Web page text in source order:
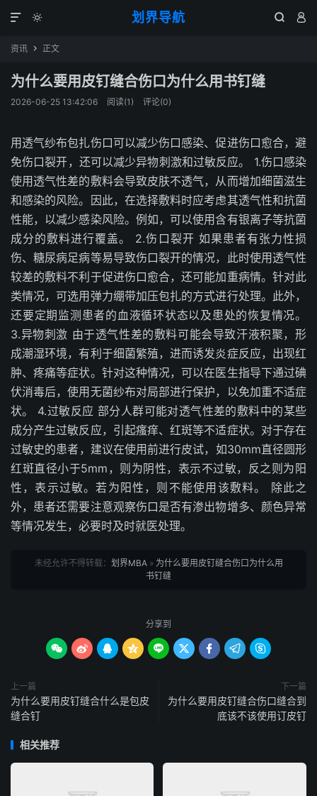
划界导航
  

资讯  正文
为什么要用皮钉缝合伤口为什么用书钉缝
2026-06-25 13:42:06 阅读(1) 评论(0)
用透气纱布包扎伤口可以减少伤口感染、促进伤口愈合，避
免伤口裂开，还可以减少异物刺激和过敏反应。 1.伤口感染
使用透气性差的敷料会导致皮肤不透气，从而增加细菌滋生
和感染的风险。因此，在选择敷料时应考虑其透气性和抗菌
性能，以减少感染风险。例如，可以使用含有银离子等抗菌
成分的敷料进行覆盖。 2.伤口裂开 如果患者有张力性损
伤、糖尿病足病等易导致伤口裂开的情况，此时使用透气性
较差的敷料不利于促进伤口愈合，还可能加重病情。针对此
类情况，可选用弹力绷带加压包扎的方式进行处理。此外，
还要定期监测患者的血液循环状态以及患处的恢复情况。
3.异物刺激 由于透气性差的敷料可能会导致汗液积聚，形
成潮湿环境，有利于细菌繁殖，进而诱发炎症反应，出现红
肿、疼痛等症状。针对这种情况，可以在医生指导下通过碘
伏消毒后，使用无菌纱布对局部进行保护，以免加重不适症
状。 4.过敏反应 部分人群可能对透气性差的敷料中的某些
成分产生过敏反应，引起瘙痒、红斑等不适症状。对于存在
过敏史的患者，建议在使用前进行皮试，如30mm直径圆形
红斑直径小于5mm，则为阴性，表示不过敏，反之则为阳
性，表示过敏。若为阳性，则不能使用该敷料。 除此之
外，患者还需要注意观察伤口是否有渗出物增多、颜色异常
等情况发生，必要时及时就医处理。
未经允许不得转载： 划界MBA» 为什么要用皮钉缝合伤口为什么用
书钉缝
分享到
        
上一篇
为什么要用皮钉缝合什么是包皮
缝合钉
下一篇
为什么要用皮钉缝合伤口缝合到
底该不该使用订皮钉
相关推荐